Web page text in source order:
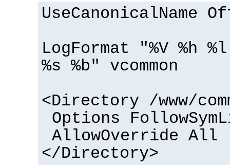
UseCanonicalName
LogFormat "%V %h
%s %b" vcommon
<Directory /www/
Options
AllowOverride All
</Directory>